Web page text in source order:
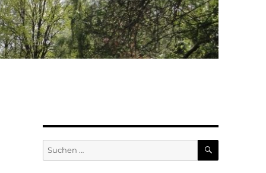
Suchen
nach:
SUCHEN